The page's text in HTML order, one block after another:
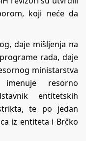
koji neće da
daje mišljenja na
rada, daje
ministarstva
resorno
entitetskih
te po jedan
iz entiteta i Brčko